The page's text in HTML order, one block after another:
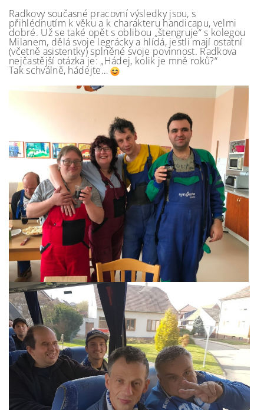
Radkovy současné pracovní výsledky jsou, s
přihlédnutím k věku a k charakteru handicapu, velmi
dobré. Už se také opět s oblibou „štengruje“ s kolegou
Milanem, dělá svoje legrácky a hlídá, jestli mají ostatní
(včetně asistentky) splněné svoje povinnost. Radkova
nejčastější otázka je: „Hádej, kolik je mně roků?“
Tak schválně, hádejte…